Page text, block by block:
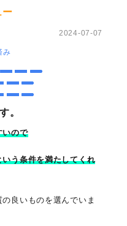
ー
み
2024-07-07
。
いので
う条件を満たしてくれ
良いものを選んでいま